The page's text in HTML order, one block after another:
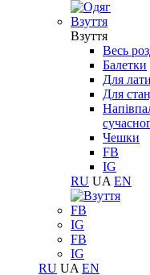
Взуття
Взуття
Весь
Балетки
Для
Для
Чешки
FB
IG
RU UA EN
FB
IG
FB
IG
RU UA EN